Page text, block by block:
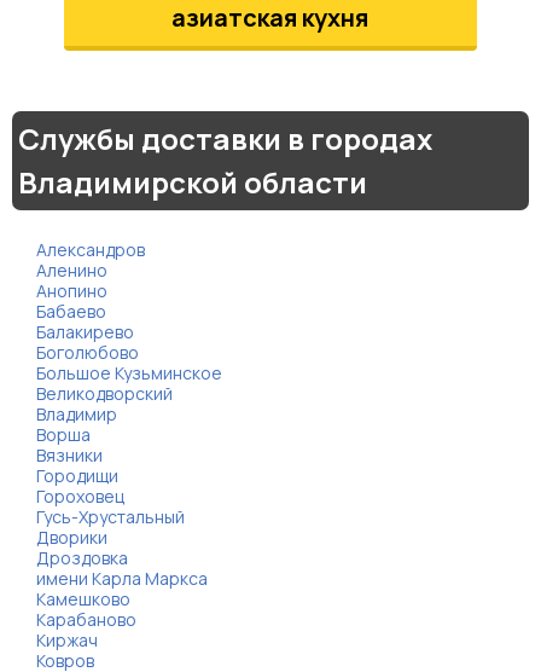
азиатская кухня
Службы доставки в городах
Владимирской области
Александров
Аленино
Анопино
Бабаево
Балакирево
Боголюбово
Большое Кузьминское
Великодворский
Владимир
Ворша
Вязники
Городищи
Гороховец
Гусь-Хрустальный
Дворики
Дроздовка
имени Карла Маркса
Камешково
Карабаново
Киржач
Ковров